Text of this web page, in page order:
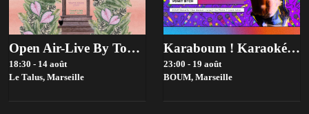
Open Air-Live By Toupie Sound X Slowmow
18:30 - 14 août
Le Talus, Marseille
Karaboum ! Karaoké Hosté Par Vomit Bitch
23:00 - 19 août
BOUM, Marseille